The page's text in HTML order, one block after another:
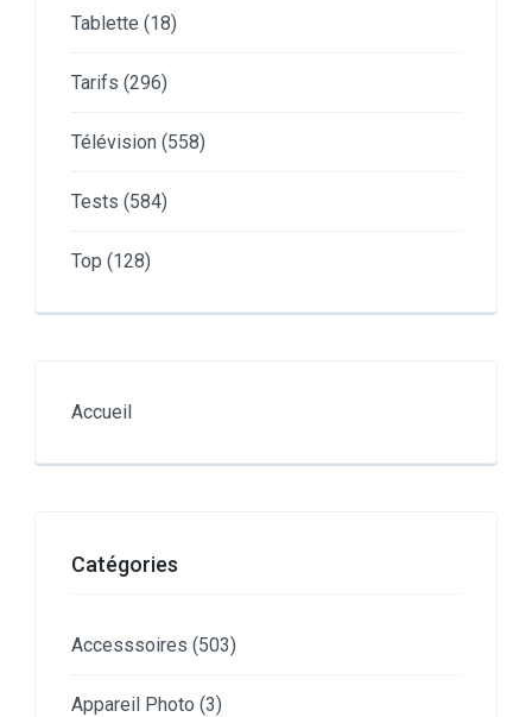
Tablette (18)
Tarifs (296)
Télévision (558)
Tests (584)
Top (128)
Accueil
Catégories
Accesssoires (503)
Appareil Photo (3)